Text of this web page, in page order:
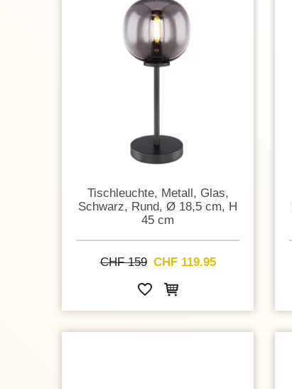
Tischleuchte, Metall, Glas,
Schwarz, Rund, Ø 18,5 cm, H
45 cm
CHF 159 CHF 119.95